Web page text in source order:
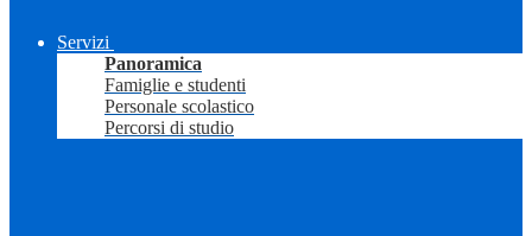
Servizi
Panoramica
Famiglie e studenti
Personale scolastico
Percorsi di studio